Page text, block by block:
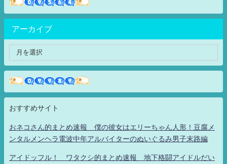
アーカイブ
おすすめサイト
おネコさん的まとめ速報 僕の彼女はエリーちゃん人形！豆腐メ
ンタルメンヘラ電波中年アルバイターのぬいぐるみ男子末路編
アイドッフル！ ワタクシ的まとめ速報 地下格闘アイドルだい